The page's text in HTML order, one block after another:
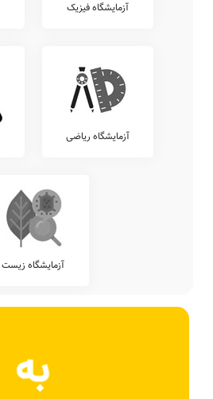
آزمایشگاه فیزیک
آزمایشگاه ریاضی
آزمایشگاه زیست